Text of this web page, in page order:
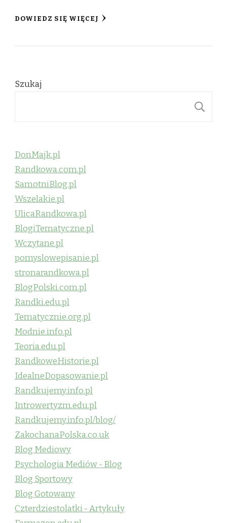
DOWIEDZ SIĘ WIĘCEJ
Szukaj
DonMajk.pl
Randkowa.com.pl
SamotniBlog.pl
Wszelakie.pl
UlicaRandkowa.pl
BlogiTematyczne.pl
Wczytane.pl
pomyslowepisanie.pl
stronarandkowa.pl
BlogPolski.com.pl
Randki.edu.pl
Tematycznie.org.pl
Modnie.info.pl
Teoria.edu.pl
RandkoweHistorie.pl
IdealneDopasowanie.pl
Randkujemy.info.pl
Introwertyzm.edu.pl
Randkujemy.info.pl/blog/
ZakochanaPolska.co.uk
Blog Mediowy
Psychologia Mediów - Blog
Blog Sportowy
Blog Gotowany
Czterdziestolatki - Artykuły